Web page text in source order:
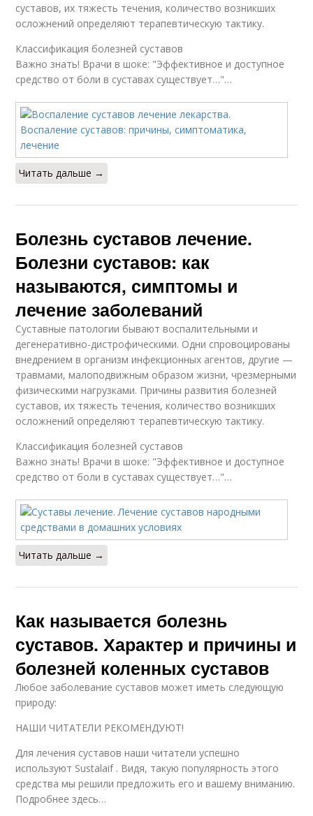
суставов, их тяжесть течения, количество возникших
осложнений определяют терапевтическую тактику.
Классификация болезней суставов
Важно знать! Врачи в шоке: "Эффективное и доступное
средство от боли в суставах существует…"…
Читать дальше →
Болезнь суставов лечение.
Болезни суставов: как
называются, симптомы и
лечение заболеваний
Суставные патологии бывают воспалительными и
дегенеративно-дистрофическими. Одни спровоцированы
внедрением в организм инфекционных агентов, другие —
травмами, малоподвижным образом жизни, чрезмерными
физическими нагрузками. Причины развития болезней
суставов, их тяжесть течения, количество возникших
осложнений определяют терапевтическую тактику.
Классификация болезней суставов
Важно знать! Врачи в шоке: "Эффективное и доступное
средство от боли в суставах существует…"…
Читать дальше →
Как называется болезнь
суставов. Характер и причины и
болезней коленных суставов
Любое заболевание суставов может иметь следующую
природу:
НАШИ ЧИТАТЕЛИ РЕКОМЕНДУЮТ!
Для лечения суставов наши читатели успешно
используют Sustalaif . Видя, такую популярность этого
средства мы решили предложить его и вашему вниманию.
Подробнее здесь…